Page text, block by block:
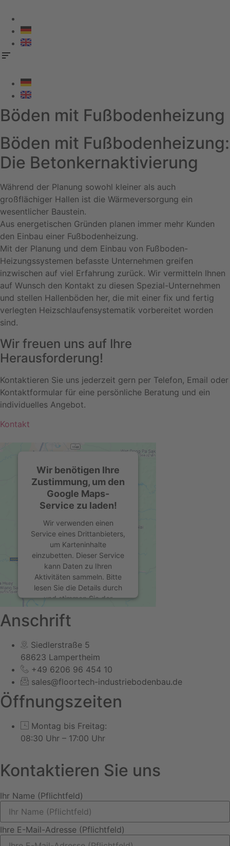
Inhalt
springen
Böden mit Fußbodenheizung
Böden mit Fußbodenheizung:
Die Betonkernaktivierung
Während der Planung sowohl kleiner als auch
großflächiger Hallen ist die Wärmeversorgung ein
wesentlicher Baustein.
Aus energetischen Gründen planen immer mehr Kunden
den Einbau einer Fußbodenheizung.
Mit der Planung und dem Einbau von Fußboden-
Heizungssystemen befasste Unternehmen greifen
inzwischen auf viel Erfahrung zurück. Wir vermitteln Ihnen
auf Wunsch den Kontakt zu diesen Spezial-Unternehmen
und stellen Hallenböden her, die mit einer fix und fertig
verlegten Heizschlaufensystematik vorbereitet worden
sind.
Wir freuen uns auf Ihre
Herausforderung!
Kontaktieren Sie uns jederzeit gern per Telefon, Email oder
Kontaktformular für eine persönliche Beratung und ein
individuelles Angebot.
Kontakt
Wir benötigen Ihre
Zustimmung, um den
Google Maps-
Service zu laden!
Wir verwenden einen
Service eines Drittanbieters,
um Karteninhalte
einzubetten. Dieser Service
kann Daten zu Ihren
Aktivitäten sammeln. Bitte
lesen Sie die Details durch
und stimmen Sie der
Nutzung des Service zu, um
diese Karte anzuzeigen.
Mehr Informationen
Akzeptieren
Consent Management
Platform
Anschrift
Siedlerstraße 5
68623 Lampertheim
+49 6206 96 454 10
sales@floortech-industriebodenbau.de
Öffnungszeiten
Montag bis Freitag:
08:30 Uhr – 17:00 Uhr
Kontaktieren Sie uns
Ihr Name (Pflichtfeld)
Ihre E-Mail-Adresse (Pflichtfeld)